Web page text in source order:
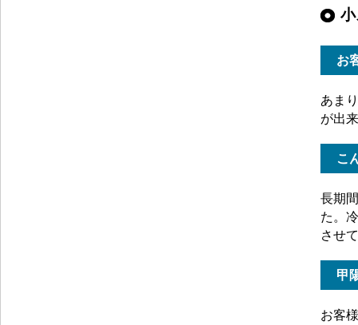
お
あま
が出
こ
長期
た。
させ
甲
お客